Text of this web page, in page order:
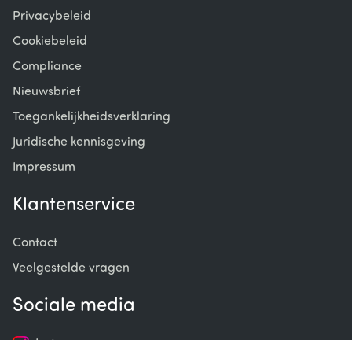
Privacybeleid
Cookiebeleid
Compliance
Nieuwsbrief
Toegankelijkheidsverklaring
Juridische kennisgeving
Impressum
Klantenservice
Contact
Veelgestelde vragen
Sociale media